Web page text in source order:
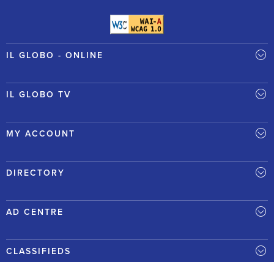
IL GLOBO - ONLINE
IL GLOBO TV
MY ACCOUNT
DIRECTORY
AD CENTRE
CLASSIFIEDS